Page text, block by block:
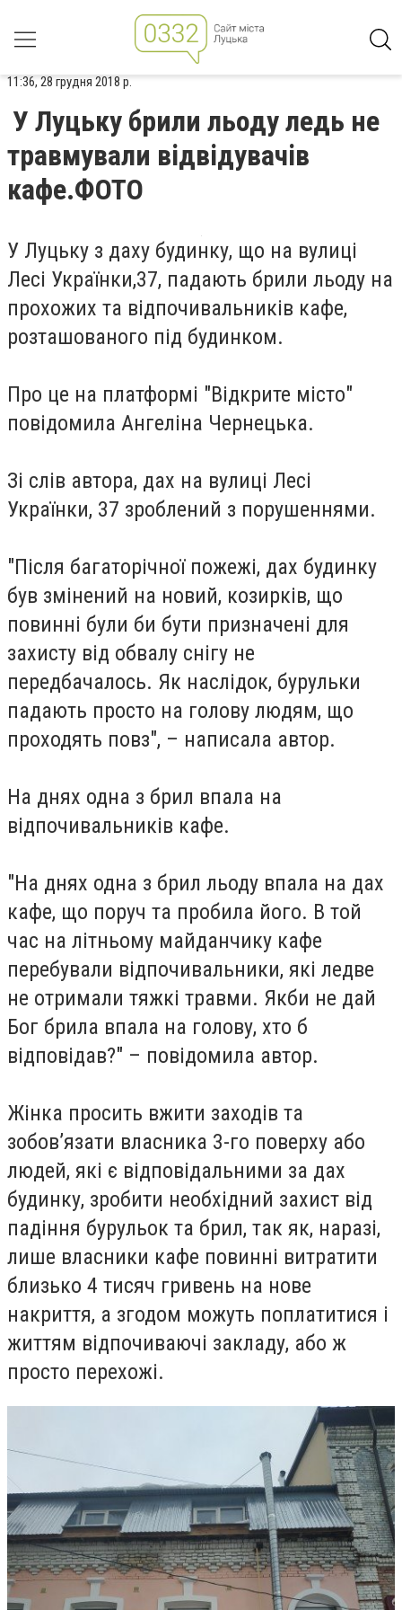
11:36, 28 грудня 2018 р.
У Луцьку брили льоду ледь не
травмували відвідувачів
кафе.ФОТО
У Луцьку з даху будинку, що на вулиці
Лесі Українки,37, падають брили льоду на
прохожих та відпочивальників кафе,
розташованого під будинком.
Про це на платформі "Відкрите місто"
повідомила Ангеліна Чернецька.
Зі слів автора, дах на вулиці Лесі
Українки, 37 зроблений з порушеннями.
"Після багаторічної пожежі, дах будинку
був змінений на новий, козирків, що
повинні були би бути призначені для
захисту від обвалу снігу не
передбачалось. Як наслідок, бурульки
падають просто на голову людям, що
проходять повз", – написала автор.
На днях одна з брил впала на
відпочивальників кафе.
"На днях одна з брил льоду впала на дах
кафе, що поруч та пробила його. В той
час на літньому майданчику кафе
перебували відпочивальники, які ледве
не отримали тяжкі травми. Якби не дай
Бог брила впала на голову, хто б
відповідав?" – повідомила автор.
Жінка просить вжити заходів та
зобов’язати власника 3-го поверху або
людей, які є відповідальними за дах
будинку, зробити необхідний захист від
падіння бурульок та брил, так як, наразі,
лише власники кафе повинні витратити
близько 4 тисяч гривень на нове
накриття, а згодом можуть поплатитися і
життям відпочиваючі закладу, або ж
просто перехожі.